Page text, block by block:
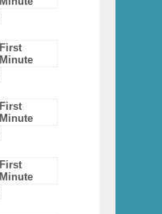
First
Minute
First
Minute
First
Minute